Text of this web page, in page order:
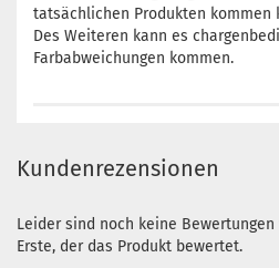
tatsächlichen Produkten kommen
Des Weiteren kann es
Farbabweichungen kommen.
Kundenrezensionen
Leider sind noch keine
Erste, der das Produkt bewertet.